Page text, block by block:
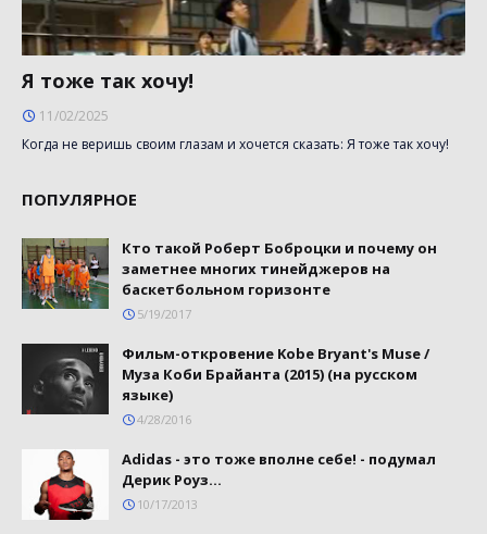
Я тоже так хочу!
11/02/2025
Когда не веришь своим глазам и хочется сказать: Я тоже так хочу!
ПОПУЛЯРНОЕ
Кто такой Роберт Боброцки и почему он
заметнее многих тинейджеров на
баскетбольном горизонте
5/19/2017
Фильм-откровение Kobe Bryant's Muse /
Муза Коби Брайанта (2015) (на русском
языке)
4/28/2016
Adidas - это тоже вполне себе! - подумал
Дерик Роуз...
10/17/2013